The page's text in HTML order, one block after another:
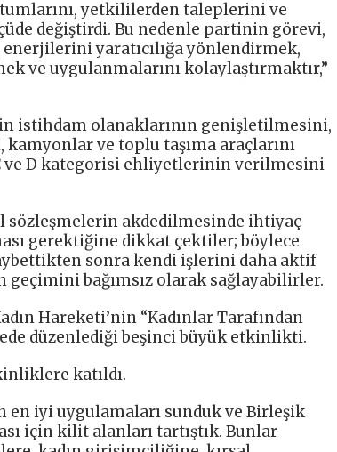
yetkililerden taleplerini ve
değiştirdi. Bu nedenle partinin görevi,
yaratıcılığa yönlendirmek,
ve uygulanmalarını kolaylaştırmaktır,”
istihdam olanaklarının genişletilmesini,
ve toplu taşıma araçlarını
ve D kategorisi ehliyetlerinin verilmesini
sözleşmelerin akdedilmesinde ihtiyaç
gerektiğine dikkat çektiler; böylece
sonra kendi işlerini daha aktif
bağımsız olarak sağlayabilirler.
Hareketi’nin “Kadınlar Tarafından
düzenlediği beşinci büyük etkinlikti.
katıldı.
iyi uygulamaları sunduk ve Birleşik
için kilit alanları tartıştık. Bunlar